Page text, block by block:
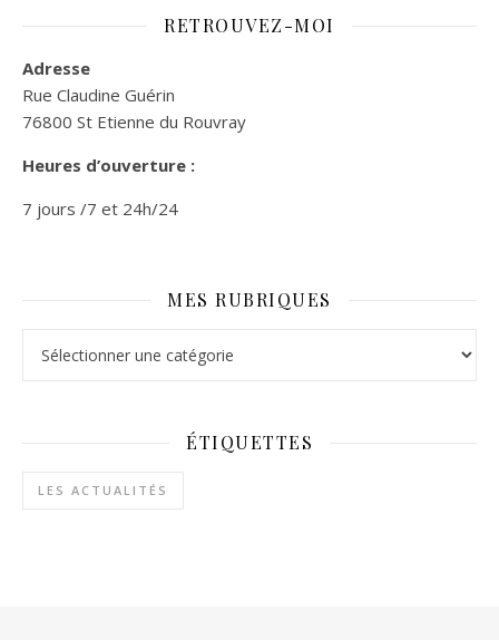
RETROUVEZ-MOI
Adresse
Rue Claudine Guérin
76800 St Etienne du Rouvray
Heures d’ouverture :
7 jours /7 et 24h/24
MES RUBRIQUES
ÉTIQUETTES
LES ACTUALITÉS